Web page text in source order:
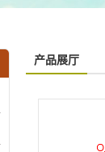
产品展厅